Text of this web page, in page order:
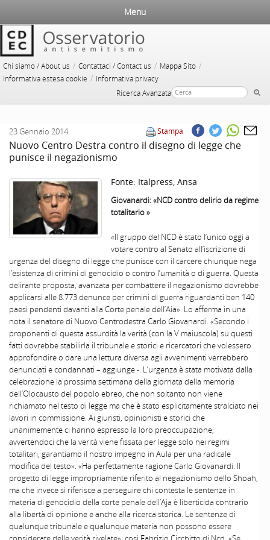
Chi siamo / About us / Contattaci / Contact us / Mappa Sito /
Informativa estesa cookie / Informativa privacy
Ricerca Avanzata
Menu
Stampa
23 Gennaio 2014
Nuovo Centro Destra contro il disegno di legge che
punisce il negazionismo
Fonte: Italpress, Ansa
Giovanardi: «NCD contro delirio da regime
totalitario »
«Il gruppo del NCD è stato l’unico oggi a
votare contro al Senato all’iscrizione di
urgenza del disegno di legge che punisce con il carcere chiunque nega
l’esistenza di crimini di genocidio o contro l’umanità o di guerra. Questa
delirante proposta, avanzata per combattere il negazionismo dovrebbe
applicarsi alle 8.773 denunce per crimini di guerra riguardanti ben 140
paesi pendenti davanti alla Corte penale dell’Aia». Lo afferma in una
nota il senatore di Nuovo Centrodestra Carlo Giovanardi. «Secondo i
proponenti di questa assurdità la verità (con la V maiuscola) su questi
fatti dovrebbe stabilirla il tribunale e storici e ricercatori che volessero
approfondire o dare una lettura diversa agli avvenimenti verrebbero
denunciati e condannati – aggiunge -. L’urgenza è stata motivata dalla
celebrazione la prossima settimana della giornata della memoria
dell’Olocausto del popolo ebreo, che non soltanto non viene
richiamato nel testo di legge ma che è stato esplicitamente stralciato nei
lavori in commissione. Ai giuristi, opinionisti e storici che
unanimemente ci hanno espresso la loro preoccupazione,
avvertendoci che la verità viene fissata per legge solo nei regimi
totalitari, garantiamo il nostro impegno in Aula per una radicale
modifica del testo». «Ha perfettamente ragione Carlo Giovanardi. Il
progetto di legge impropriamente riferito al negazionismo dello Shoah,
ma che invece si riferisce a perseguire chi contesta le sentenze in
materia di genocidio della corte penale dell’Aja è liberticida contrario
alla libertà di opinione e anche alla ricerca storica. Le sentenze di
qualunque tribunale e qualunque materia non possono essere